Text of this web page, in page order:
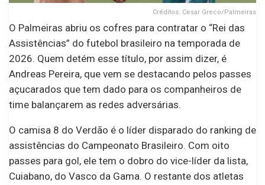
Créditos: Cesar Greco/Palmeiras
O Palmeiras abriu os cofres para contratar o “Rei das
Assistências” do futebol brasileiro na temporada de
2026. Quem detém esse título, por assim dizer, é
Andreas Pereira, que vem se destacando pelos passes
açucarados que tem dado para os companheiros de
time balançarem as redes adversárias.
O camisa 8 do Verdão é o líder disparado do ranking de
assistências do Campeonato Brasileiro. Com oito
passes para gol, ele tem o dobro do vice-líder da lista,
Cuiabano, do Vasco da Gama. O restante dos atletas